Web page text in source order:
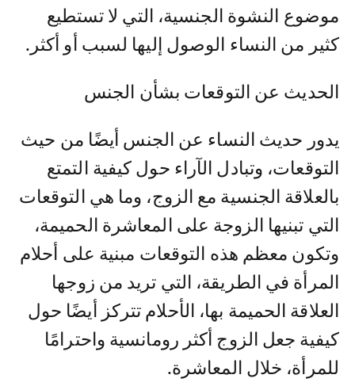
موضوع النشوة الجنسية، التي لا تستطيع
كثير من النساء الوصول إليها لسبب أو أكثر.
الحديث عن التوقعات بشأن الجنس
يدور حديث النساء عن الجنس أيضًا من حيث
التوقعات، وتبادل الآراء حول كيفية التمتع
بالعلاقة الجنسية مع الزوج، وما هي التوقعات
التي تبنيها الزوجة على المعاشرة الحميمة،
وتكون معظم هذه التوقعات مبنية على أحلام
المرأة في الطريقة، التي تريد من زوجها
العلاقة الحميمة بها، الأحلام تتركز أيضًا حول
كيفية جعل الزوج أكثر رومانسية واحترامًا
للمرأة، خلال المعاشرة.